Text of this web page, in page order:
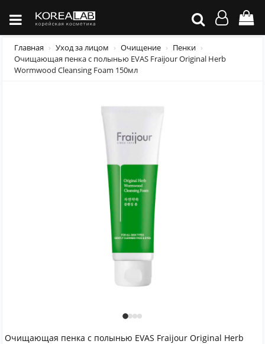
Главная Уход за лицом Очищение
Пенки
Очищающая пенка с полынью EVAS Fraijour Original Herb
Wormwood Cleansing Foam 150мл
Очищающая пенка с полынью EVAS Fraijour Original Herb